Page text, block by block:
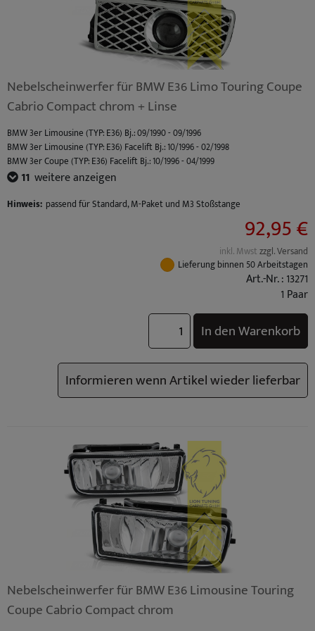
Nebelscheinwerfer für BMW E36 Limo Touring Coupe
Cabrio Compact chrom + Linse
BMW 3er Limousine (TYP: E36) Bj.: 09/1990 - 09/1996
BMW 3er Limousine (TYP: E36) Facelift Bj.: 10/1996 - 02/1998
BMW 3er Coupe (TYP: E36) Facelift Bj.: 10/1996 - 04/1999
BMW 3er Coupe (TYP: E36) Bj.: 03/1992 - 09/1996
BMW 3er Cabrio (TYP: E36) Facelift Bj.: 10/1996 - 04/1999
BMW 3er Compact (TYP: E36) Facelift Bj.: 10/1996 - 08/2000
BMW 3er Compact (TYP: E36) Bj.: 03/1994 - 09/1996
BMW M3 (TYP: M3 (E36) Coupe / Cabrio S50B30) Standard Bj.: 10/1992 - 10/1995
BMW M3 (TYP: M3 (E36) Coupe / Cabrio S50B32) Facelift Bj.: 10/1995 - 04/1999
BMW M3 (TYP: M3 (E36) Limo S50B32) Facelift Bj.: 10/1995 - 04/1999
11 weitere anzeigen
Hinweis: passend für Standard, M-Paket und M3 Stoßstange
92,95 €
inkl. Mwstzzgl. Versand
Lieferung binnen 50 Arbeitstagen
Art.-Nr. : 13271
1 Paar
In den Warenkorb
Informieren wenn Artikel wieder lieferbar
Nebelscheinwerfer für BMW E36 Limousine Touring
Coupe Cabrio Compact chrom